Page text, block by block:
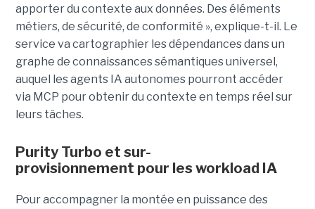
apporter du contexte aux données. Des éléments
métiers, de sécurité, de conformité », explique-t-il. Le
service va cartographier les dépendances dans un
graphe de connaissances sémantiques universel,
auquel les agents IA autonomes pourront accéder
via MCP pour obtenir du contexte en temps réel sur
leurs tâches.
Purity Turbo et sur-
provisionnement pour les workload IA
Pour accompagner la montée en puissance des